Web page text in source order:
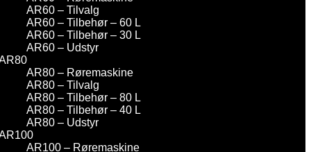
AR60 – Tilvalg
AR60 – Tilbehør – 60 L
AR60 – Tilbehør – 30 L
AR60 – Udstyr
AR80 – Røremaskine
AR80 – Tilvalg
AR80 – Tilbehør – 80 L
AR80 – Tilbehør – 40 L
AR80 – Udstyr
AR100 – Røremaskine